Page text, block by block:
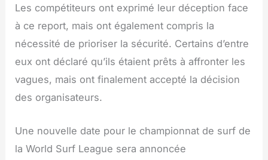
Les compétiteurs ont exprimé leur déception face
à ce report, mais ont également compris la
nécessité de prioriser la sécurité. Certains d’entre
eux ont déclaré qu’ils étaient prêts à affronter les
vagues, mais ont finalement accepté la décision
des organisateurs.
Une nouvelle date pour le championnat de surf de
la World Surf League sera annoncée